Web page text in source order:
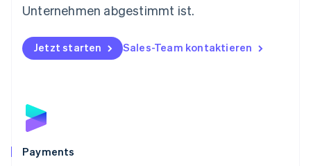
Unternehmen abgestimmt ist.
Jetzt starten Sales-Team kontaktieren
Payments
Österreich
Polen
English
Portugal
Schweden
Schweiz